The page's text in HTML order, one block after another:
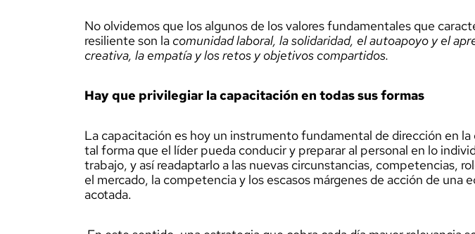
No olvidemos que los algunos de los valores fundamentales que
resiliente son la comunidad laboral, la solidaridad, el autoapoyo y el
creativa, la empatía y los retos y objetivos compartidos.
Hay que privilegiar la capacitación en todas sus formas
La capacitación es hoy un instrumento fundamental de dirección en
tal forma que el líder pueda conducir y preparar al personal en lo
trabajo, y así readaptarlo a las nuevas circunstancias, competencias,
el mercado, la competencia y los escasos márgenes de acción de una
acotada.